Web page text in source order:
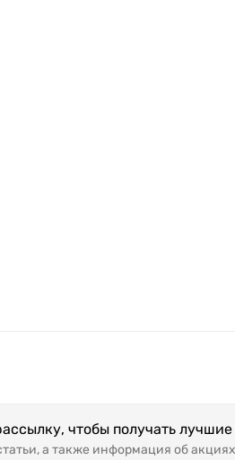
чтобы получать
а также информация об